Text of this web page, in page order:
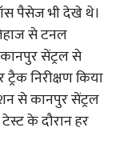
पैसेज भी देखे थे।
से टनल
सेंट्रल से
निरीक्षण किया
से कानपुर सेंट्रल
के दौरान हर